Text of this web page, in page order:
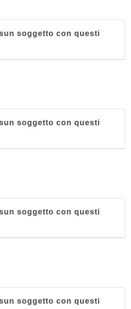
soggetto con questi
soggetto con questi
soggetto con questi
soggetto con questi